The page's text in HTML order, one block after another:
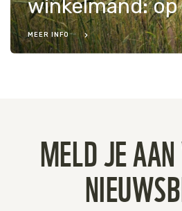
MEER INFO
MELD JE